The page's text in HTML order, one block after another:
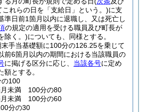
これらの日を「支給日」という。)に支
準日前1箇月以内に退職し、又は死亡し
の規定の適用を受ける職員及び町長が
除く。)についても、同様とする。
手当基礎額に100分の126.25を乗じて
前6箇月以内の期間における当該職員の
に掲げる区分に応じ、 当該各号に定め
額とする。
100
月未満 100分の80
月未満 100分の60
分の30